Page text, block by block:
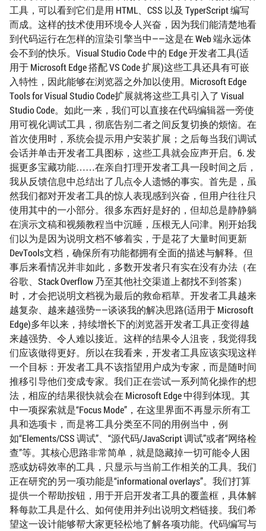
工具，可以看到它们是用 HTML、CSS 以及 TyperScript 编写
而成。这样的技术使用环境令人兴奋，因为我们能清楚地看
到代码运行在怎样的渲染引擎当中——这是在 Web 端永远体
会不到的快乐。Visual Studio Code 中的 Edge 开发者工具(适
用于 Microsoft Edge 搭配 VS Code 扩展)这些工具还具有可嵌
入特性，因此能够在浏览器之外加以使用。Microsoft Edge
Tools for Visual Studio Code扩展就将这些工具引入了 Visual
Studio Code。如此一来，我们可以直接在代码编辑器一旁使
用可视化调试工具，彻底告别二者之间反复切换的烦恼。在
首次使用时，系统会提示用户安装扩展；之后每当我们调试
会话并单击开发者工具图标，这些工具就会应声开启。6. 发
掘更多宝藏功能……在亲自打理开发者工具一段时间之后，
我从反馈信息中总结出了几点令人遗憾的事实。首先是，虽
然我们都对开发者工具的惊人表现感到兴奋，但用户往往只
使用其中的一小部分。很多东西好是好的，但却总是静静躺
在演示文稿和视频教程当中沉睡，压根无人问津。刚开始我
们以为是因为说明文档不够着实，于是花了大量时间更新
DevTools文档，确保所有功能都拥有全面的描述与解释。但
事后来看情况并非如此，多数开发者只有实在没有办法（在
谷歌、Stack Overflow 乃至其他社交渠道上都找不到答案）
时，才会把说明文档视为最后的救命稻草。开发者工具越来
越复杂、越来越强势——谈谈我的解决思路(适用于 Microsoft
Edge)多年以来，持续增长下的浏览器开发者工具正变得越
来越强势、令人难以接近。这样的结果令人沮丧，我觉得我
们应该做得更好。所以在我看来，开发者工具应该实现这样
一个目标：开发者工具不该指望用户成为专家，而是随时间
推移引导他们变成专家。我们正在尝试一系列简化操作的想
法，相应的结果很快就会在 Microsoft Edge 中得到体现。其
中一项探索就是“Focus Mode”，在这里界面不再显示所有工
具和选项卡，而是将工具分类至不同的用例当中，例
如“Elements/CSS 调试”、“源代码/JavaScript 调试”或者“网络检
查”等。其核心思路非常简单，就是隐藏掉一切可能令人困
惑或妨碍效率的工具，只显示与当前工作相关的工具。我们
正在研究的另一项功能是“informational overlays”。我们打算
提供一个帮助按钮，用于开启开发者工具的覆盖框，具体解
释每款工具是什么、如何使用并列出说明文档链接。我们希
望这一设计能够帮大家更轻松地了解各项功能。代码编写与